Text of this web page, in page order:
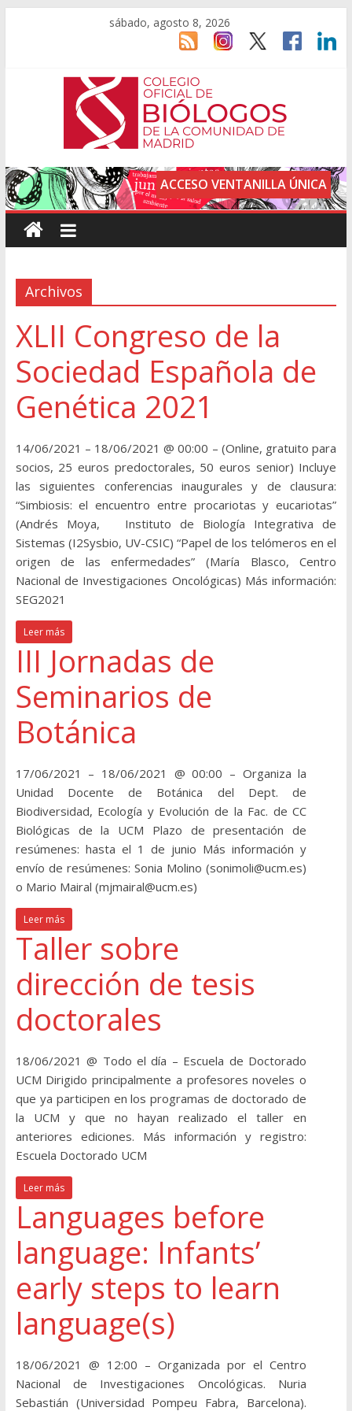
sábado, agosto 8, 2026
ACCESO VENTANILLA ÚNICA
Archivos
XLII Congreso de la
Sociedad Española de
Genética 2021
14/06/2021 – 18/06/2021 @ 00:00 – (Online, gratuito para
socios, 25 euros predoctorales, 50 euros senior) Incluye
las siguientes conferencias inaugurales y de clausura:
“Simbiosis: el encuentro entre procariotas y eucariotas”
(Andrés Moya, Instituto de Biología Integrativa de
Sistemas (I2Sysbio, UV-CSIC) “Papel de los telómeros en el
origen de las enfermedades” (María Blasco, Centro
Nacional de Investigaciones Oncológicas) Más información:
SEG2021
Leer más
III Jornadas de
Seminarios de
Botánica
17/06/2021 – 18/06/2021 @ 00:00 – Organiza la
Unidad Docente de Botánica del Dept. de
Biodiversidad, Ecología y Evolución de la Fac. de CC
Biológicas de la UCM Plazo de presentación de
resúmenes: hasta el 1 de junio Más información y
envío de resúmenes: Sonia Molino (sonimoli@ucm.es)
o Mario Mairal (mjmairal@ucm.es)
Leer más
Taller sobre
dirección de tesis
doctorales
18/06/2021 @ Todo el día – Escuela de Doctorado
UCM Dirigido principalmente a profesores noveles o
que ya participen en los programas de doctorado de
la UCM y que no hayan realizado el taller en
anteriores ediciones. Más información y registro:
Escuela Doctorado UCM
Leer más
Languages before
language: Infants’
early steps to learn
language(s)
18/06/2021 @ 12:00 – Organizada por el Centro
Nacional de Investigaciones Oncológicas. Nuria
Sebastián (Universidad Pompeu Fabra, Barcelona).